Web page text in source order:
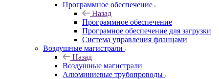
Программное обеспечение
Назад
Программное обеспечение
Програмное обеспечение для загрузки
Система управления фланцами
Воздушные магистрали
Назад
Воздушные магистрали
Алюминиевые трубопроводы